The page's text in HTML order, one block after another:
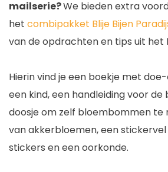
mailserie?We bieden extra
het combipakket Blije Bijen
van de opdrachten en tips uit het
Hierin vind je een boekje met
een kind, een handleiding voor de
doosje om zelf bloembommen te
van akkerbloemen, een
stickers en een oorkonde.